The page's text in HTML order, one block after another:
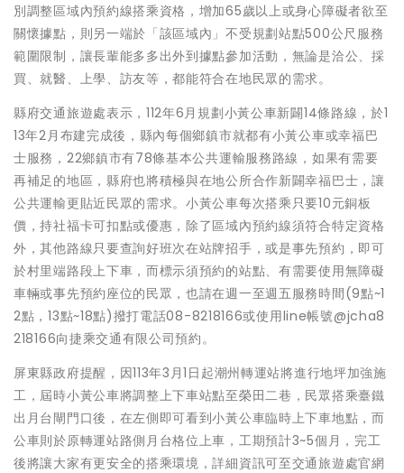
別調整區域內預約線搭乘資格，增加65歲以上或身心障礙者欲至
關懷據點，則另一端於「該區域內」不受規劃站點500公尺服務
範圍限制，讓長輩能多多出外到據點參加活動，無論是洽公、採
買、就醫、上學、訪友等，都能符合在地民眾的需求。
縣府交通旅遊處表示，112年6月規劃小黃公車新闢14條路線，於1
13年2月布建完成後，縣內每個鄉鎮市就都有小黃公車或幸福巴
士服務，22鄉鎮市有78條基本公共運輸服務路線，如果有需要
再補足的地區，縣府也將積極與在地公所合作新闢幸福巴士，讓
公共運輸更貼近民眾的需求。小黃公車每次搭乘只要10元銅板
價，持社福卡可扣點或優惠，除了區域內預約線須符合特定資格
外，其他路線只要查詢好班次在站牌招手，或是事先預約，即可
於村里端路段上下車，而標示須預約的站點、有需要使用無障礙
車輛或事先預約座位的民眾，也請在週一至週五服務時間(9點~1
2點，13點~18點)撥打電話08-8218166或使用line帳號@jcha8
218166向捷乘交通有限公司預約。
屏東縣政府提醒，因113年3月1日起潮州轉運站將進行地坪加強施
工，屆時小黃公車將調整上下車站點至榮田二巷，民眾搭乘臺鐵
出月台閘門口後，在左側即可看到小黃公車臨時上下車地點，而
公車則於原轉運站路側月台格位上車，工期預計3~5個月，完工
後將讓大家有更安全的搭乘環境，詳細資訊可至交通旅遊處官網